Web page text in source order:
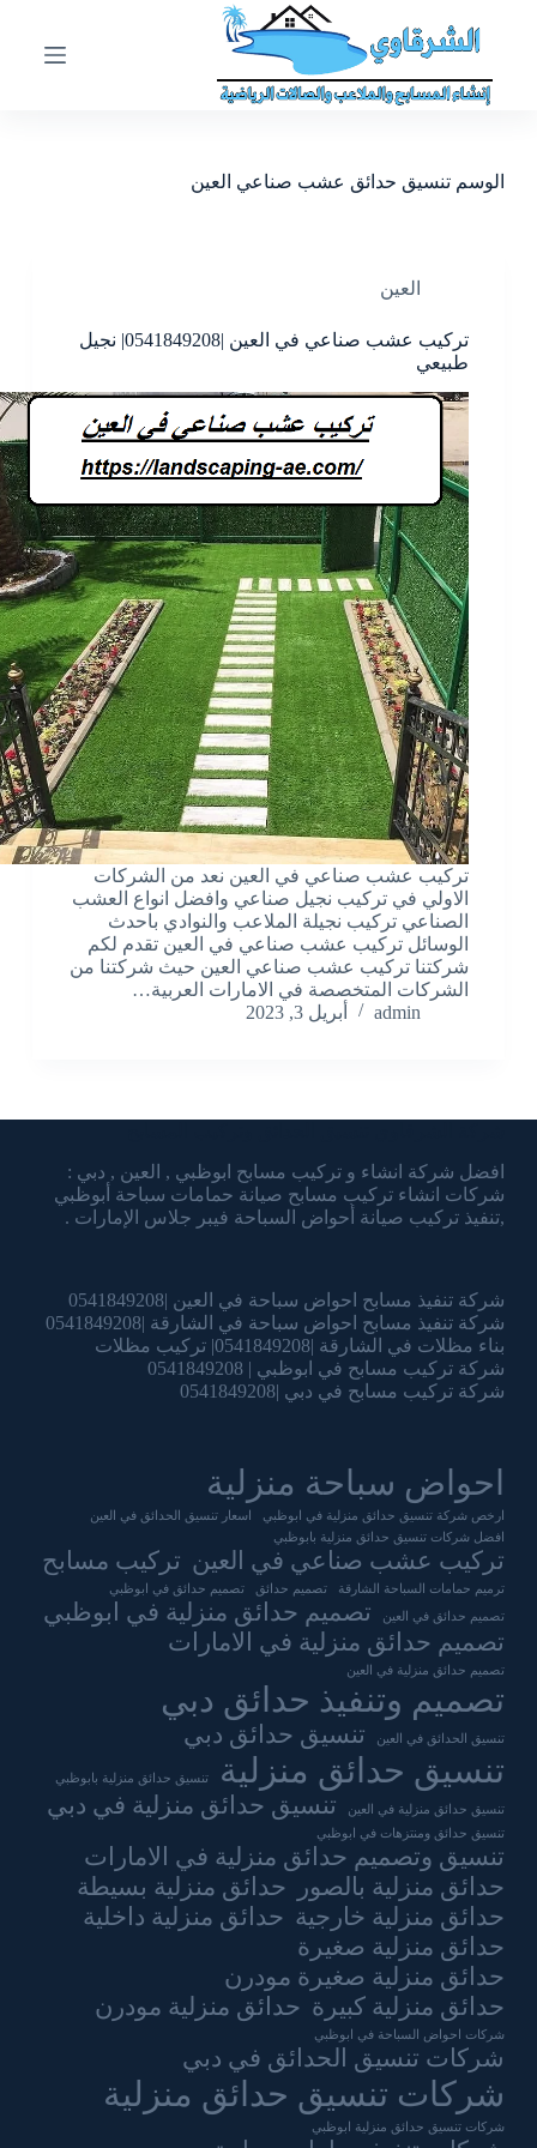
ى
الوسم تنسيق حدائق عشب صناعي العين
العين
تركيب عشب صناعي في العين |0541849208| نجيل
طبيعي
تركيب عشب صناعي في العين نعد من الشركات
الاولي في تركيب نجيل صناعي وافضل انواع العشب
الصناعي تركيب نجيلة الملاعب والنوادي باحدث
الوسائل تركيب عشب صناعي في العين تقدم لكم
شركتنا تركيب عشب صناعي العين حيث شركتنا من
الشركات المتخصصة في الامارات العربية…
admin
أبريل 3, 2023
افضل شركة انشاء و تركيب مسابح ابوظبي , العين , دبي :
شركات انشاء تركيب مسابح صيانة حمامات سباحة أبوظبي
,تنفيذ تركيب صيانة أحواض السباحة فيبر جلاس الإمارات .
شركة تنفيذ مسابح احواض سباحة في العين |0541849208
شركة تنفيذ مسابح احواض سباحة في الشارقة |0541849208
بناء مظلات في الشارقة |0541849208| تركيب مظلات
شركة تركيب مسابح في ابوظبي | 0541849208
شركة تركيب مسابح في دبي |0541849208
احواض سباحة منزلية
ارخص شركة تنسيق حدائق منزلية في ابوظبي
اسعار تنسيق الحدائق في العين
افضل شركات تنسيق حدائق منزلية بابوظبي
تركيب عشب صناعي في العين تركيب مسابح
ترميم حمامات السباحة الشارقة تصميم حدائق تصميم حدائق في ابوظبي
تصميم حدائق في العين
تصميم حدائق منزلية في ابوظبي
تصميم حدائق منزلية في الامارات
تصميم حدائق منزلية في العين
تصميم وتنفيذ حدائق دبي
تنسيق الحدائق في العين تنسيق حدائق دبي
تنسيق حدائق منزلية تنسيق حدائق منزلية بابوظبي
تنسيق حدائق منزلية في العين تنسيق حدائق منزلية في دبي
تنسيق حدائق ومنتزهات في ابوظبي
تنسيق وتصميم حدائق منزلية في الامارات
حدائق منزلية بالصور
حدائق منزلية بسيطة
حدائق منزلية خارجية حدائق منزلية داخلية
حدائق منزلية صغيرة
حدائق منزلية صغيرة مودرن
حدائق منزلية كبيرة حدائق منزلية مودرن
شركات احواض السباحة في ابوظبي
شركات تنسيق الحدائق في دبي
شركات تنسيق حدائق منزلية
شركات تنسيق حدائق منزلية ابوظبي